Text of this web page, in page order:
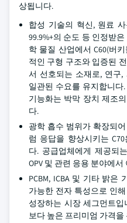
상됩니다.
합성 기술의 혁신, 원료
99.9%+의 순도 등 인정받
학 물질 산업에서 C60(버
적인 구형 구조와 입증된
서 선호되는 소재로, 연구
일관된 수요를 유지합니다.
기능화는 박막 장치 제조
다.
광학 흡수 범위가 확장되
럼 응답을 향상시키는
다. 공급업체에게 제공되
OPV 및 관련 응용 분야에
PCBM, ICBA 및 기타 밝은
가능한 전자 특성으로 인
성장하는 시장 세그먼트
보다 높은 프리미엄 가격